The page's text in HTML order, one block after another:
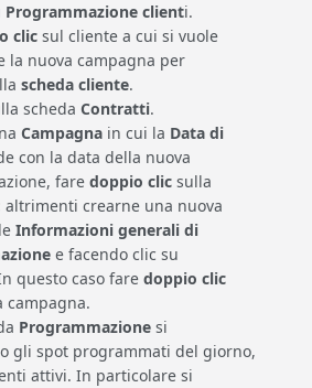
Programmazione clienti.
clic sul cliente a cui si vuole
la nuova campagna per
scheda cliente.
scheda Contratti.
Campagna in cui la Data di
con la data della nuova
fare doppio clic sulla
altrimenti crearne una nuova
Informazioni generali di
e facendo clic su
questo caso fare doppio clic
campagna.
Programmazione si
gli spot programmati del giorno,
attivi. In particolare si